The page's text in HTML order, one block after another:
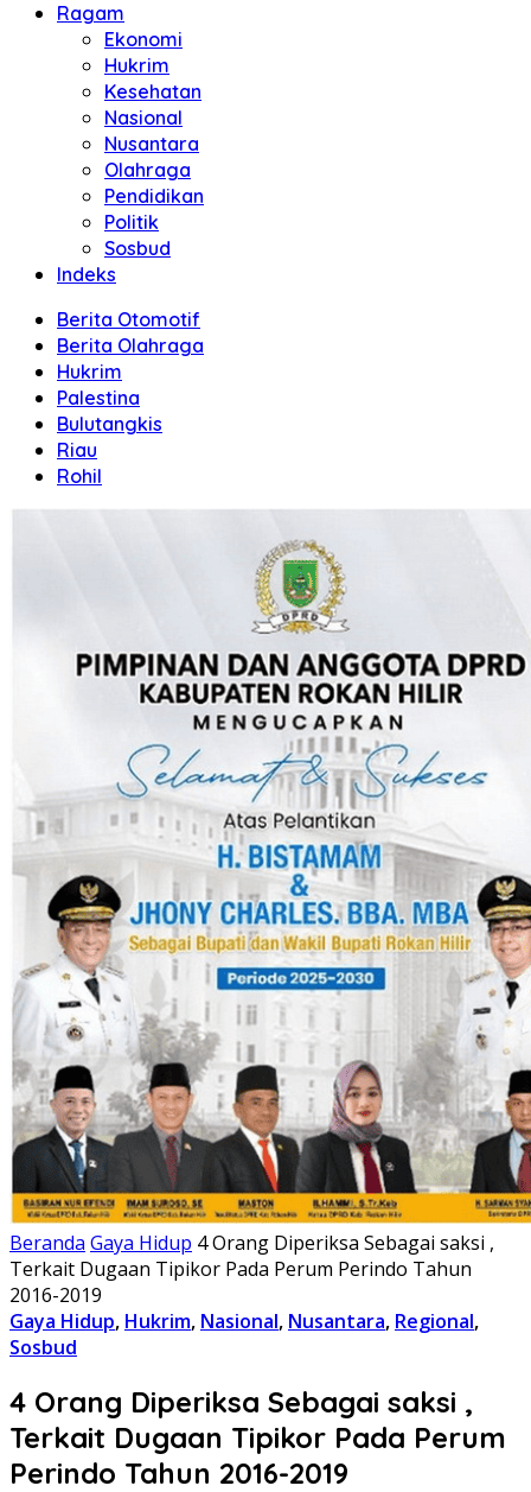
Ragam
Ekonomi
Hukrim
Kesehatan
Nasional
Nusantara
Olahraga
Pendidikan
Politik
Sosbud
Indeks
Berita Otomotif
Berita Olahraga
Hukrim
Palestina
Bulutangkis
Riau
Rohil
Beranda Gaya Hidup 4 Orang Diperiksa Sebagai saksi ,
Terkait Dugaan Tipikor Pada Perum Perindo Tahun
2016-2019
Gaya Hidup, Hukrim, Nasional, Nusantara, Regional,
Sosbud
4 Orang Diperiksa Sebagai saksi ,
Terkait Dugaan Tipikor Pada Perum
Perindo Tahun 2016-2019